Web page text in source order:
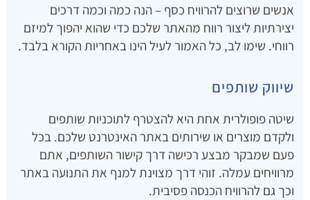
אנשים שרוצים להרוויח כסף – הנה כמה וכמה דרכים
יצירתיות ליצור רווח מהאתר שלכם כדי שהוא יהפוך למיזם
רווחי. שימו לב, כל האמור לעיל הינו באחריות הקורא בלבד.
שיווק שותפים
שיטה פופולרית אחת היא להצטרף לתוכניות שותפים
ולקדם מוצרים או שירותים באתר האינטרנט שלכם. בכל
פעם שמבקר מבצע רכישה דרך קישור השותפים, אתם
מרוויחים עמלה. זוהי דרך מצוינת למנף את התנועה באתר
וכך גם להרוויח הכנסה פסיבית.